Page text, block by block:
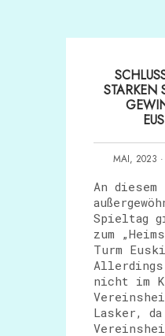
STARKEN
MAI, 2023 ·
An diesem
Spieltag
zum
Turm
nicht im
Lasker,